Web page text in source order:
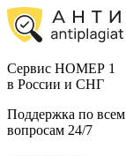
Cервис НОМЕР 1
в России и СНГ
Поддержка по всем
вопросам 24/7